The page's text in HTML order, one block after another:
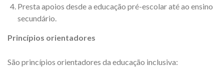
Presta apoios desde a educação pré-escolar até ao ensino
secundário.
Princípios orientadores
São princípios orientadores da educação inclusiva: